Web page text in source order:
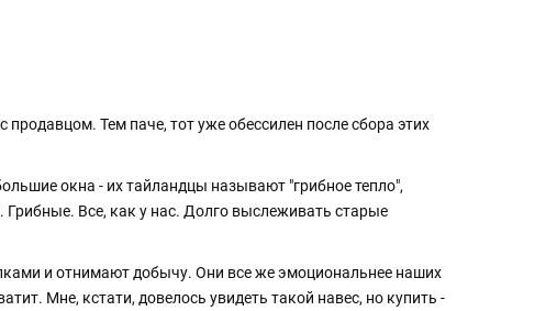
продавцом. Тем паче, тот уже обессилен после сбора этих
окна - их тайландцы называют "грибное тепло",
Грибные. Все, как у нас. Долго выслеживать старые
и отнимают добычу. Они все же эмоциональнее наших
Мне, кстати, довелось увидеть такой навес, но купить -